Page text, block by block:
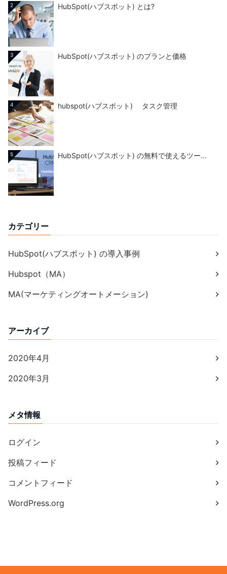
2 HubSpot(ハブスポット) とは?
3 HubSpot(ハブスポット) のプランと価格
4 hubspot(ハブスポット) タスク管理
5 HubSpot(ハブスポット) の無料で使えるツー…
カテゴリー
HubSpot(ハブスポット) の導入事例
Hubspot（MA）
MA(マーケティングオートメーション)
アーカイブ
2020年4月
2020年3月
メタ情報
ログイン
投稿フィード
コメントフィード
WordPress.org